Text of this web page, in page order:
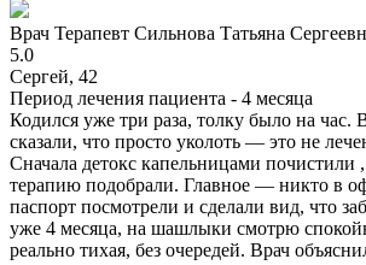
Врач Терапевт Сильнова Татьяна
5.0
Сергей, 42
Период лечения пациента - 4 месяца
Кодился уже три раза, толку было на
сказали, что просто уколоть — это не
Сначала детокс капельницами
терапию подобрали. Главное — никто в
паспорт посмотрели и сделали вид, что
уже 4 месяца, на шашлыки смотрю
реально тихая, без очередей. Врач